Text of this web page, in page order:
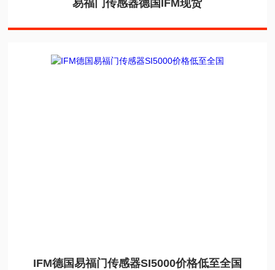
易福门传感器德国IFM现货
IFM德国易福门传感器SI5000价格低至全国